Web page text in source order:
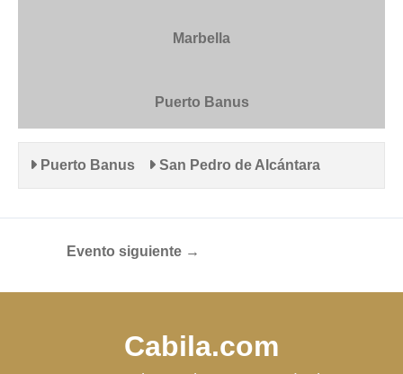
Marbella
Puerto Banus
Puerto Banus San Pedro de Alcántara
Evento siguiente →
Cabila.com